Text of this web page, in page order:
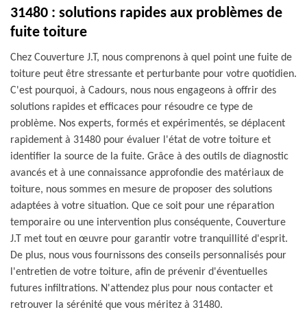
31480 : solutions rapides aux problèmes de
fuite toiture
Chez Couverture J.T, nous comprenons à quel point une fuite de
toiture peut être stressante et perturbante pour votre quotidien.
C'est pourquoi, à Cadours, nous nous engageons à offrir des
solutions rapides et efficaces pour résoudre ce type de
problème. Nos experts, formés et expérimentés, se déplacent
rapidement à 31480 pour évaluer l'état de votre toiture et
identifier la source de la fuite. Grâce à des outils de diagnostic
avancés et à une connaissance approfondie des matériaux de
toiture, nous sommes en mesure de proposer des solutions
adaptées à votre situation. Que ce soit pour une réparation
temporaire ou une intervention plus conséquente, Couverture
J.T met tout en œuvre pour garantir votre tranquillité d'esprit.
De plus, nous vous fournissons des conseils personnalisés pour
l'entretien de votre toiture, afin de prévenir d'éventuelles
futures infiltrations. N'attendez plus pour nous contacter et
retrouver la sérénité que vous méritez à 31480.